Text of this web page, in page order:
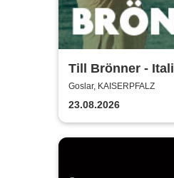
Till Brönner -
2026
Goslar, KAISERPFALZ
23.08.2026